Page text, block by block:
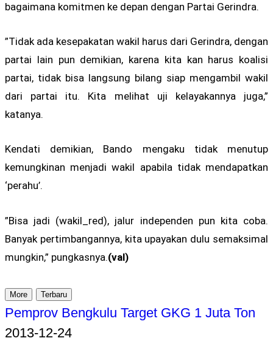
bagaimana komitmen ke depan dengan Partai Gerindra.
”Tidak ada kesepakatan wakil harus dari Gerindra, dengan
partai lain pun demikian, karena kita kan harus koalisi
partai, tidak bisa langsung bilang siap mengambil wakil
dari partai itu. Kita melihat uji kelayakannya juga,”
katanya.
Kendati demikian, Bando mengaku tidak menutup
kemungkinan menjadi wakil apabila tidak mendapatkan
‘perahu’.
”Bisa jadi (wakil_red), jalur independen pun kita coba.
Banyak pertimbangannya, kita upayakan dulu semaksimal
mungkin,” pungkasnya.(val)
More Terbaru
Pemprov Bengkulu Target GKG 1 Juta Ton
2013-12-24